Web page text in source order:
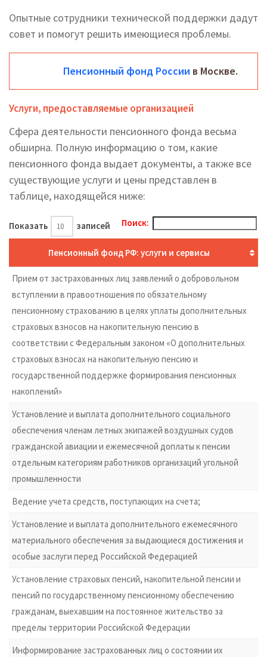
Опытные сотрудники технической поддержки дадут
совет и помогут решить имеющиеся проблемы.
Пенсионный фонд России в Москве.
Услуги, предоставляемые организацией
Сфера деятельности пенсионного фонда весьма
обширна. Полную информацию о том, какие
пенсионного фонда выдает документы, а также все
существующие услуги и цены представлен в
таблице, находящейся ниже:
Показать записей Поиск:
Пенсионный фонд РФ: услуги и сервисы
Прием от застрахованных лиц заявлений о добровольном
вступлении в правоотношения по обязательному
пенсионному страхованию в целях уплаты дополнительных
страховых взносов на накопительную пенсию в
соответствии с Федеральным законом «О дополнительных
страховых взносах на накопительную пенсию и
государственной поддержке формирования пенсионных
накоплений»
Установление и выплата дополнительного социального
обеспечения членам летных экипажей воздушных судов
гражданской авиации и ежемесячной доплаты к пенсии
отдельным категориям работников организаций угольной
промышленности
Ведение учета средств, поступающих на счета;
Установление и выплата дополнительного ежемесячного
материального обеспечения за выдающиеся достижения и
особые заслуги перед Российской Федерацией
Установление страховых пенсий, накопительной пенсии и
пенсий по государственному пенсионному обеспечению
гражданам, выехавшим на постоянное жительство за
пределы территории Российской Федерации
Информирование застрахованных лиц о состоянии их